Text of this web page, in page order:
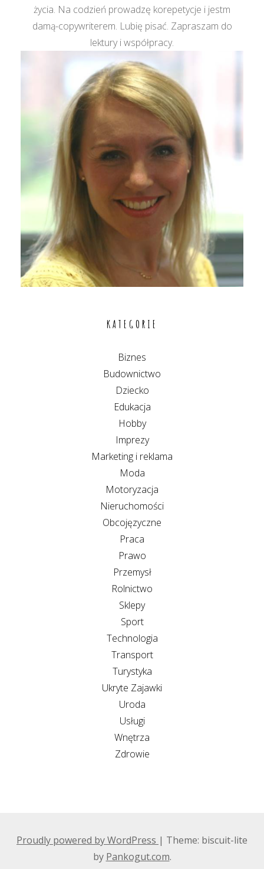
życia. Na codzień prowadzę korepetycje i jestm
damą-copywriterem. Lubię pisać. Zapraszam do
lektury i współpracy.
KATEGORIE
Biznes
Budownictwo
Dziecko
Edukacja
Hobby
Imprezy
Marketing i reklama
Moda
Motoryzacja
Nieruchomości
Obcojęzyczne
Praca
Prawo
Przemysł
Rolnictwo
Sklepy
Sport
Technologia
Transport
Turystyka
Ukryte Zajawki
Uroda
Usługi
Wnętrza
Zdrowie
Proudly powered by WordPress | Theme: biscuit-lite
by Pankogut.com.